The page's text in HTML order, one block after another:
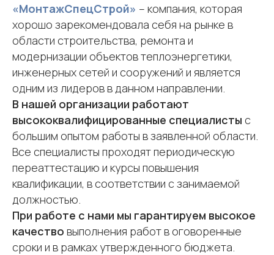
«МонтажСпецСтрой» – компания, которая
хорошо зарекомендовала себя на рынке в
области строительства, ремонта и
модернизации объектов теплоэнергетики,
инженерных сетей и сооружений и является
одним из лидеров в данном направлении.
В нашей организации работают
высококвалифицированные специалисты с
большим опытом работы в заявленной области.
Все специалисты проходят периодическую
переаттестацию и курсы повышения
квалификации, в соответствии с занимаемой
должностью.
При работе с нами мы гарантируем высокое
качество выполнения работ в оговоренные
сроки и в рамках утвержденного бюджета.